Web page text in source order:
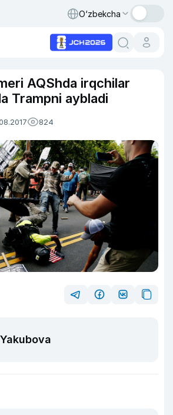
O‘zbekcha
AQShda irqchilar
Trampni aybladi
824